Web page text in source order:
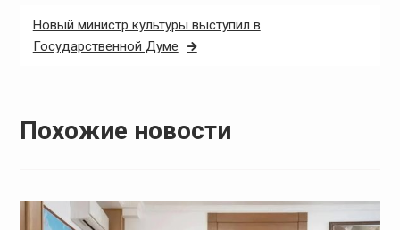
Новый министр культуры выступил в
Государственной Думе
Похожие новости